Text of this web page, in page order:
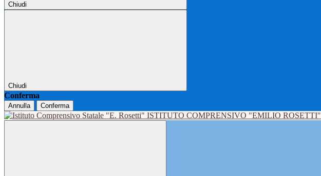
Chiudi
Chiudi
Conferma
Annulla Conferma
ISTITUTO COMPRENSIVO "EMILIO ROSETTI"